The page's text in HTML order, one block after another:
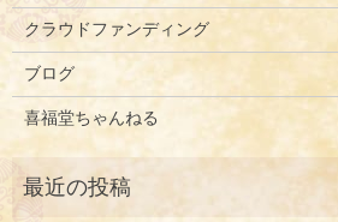
クラウドファンディング
ブログ
喜福堂ちゃんねる